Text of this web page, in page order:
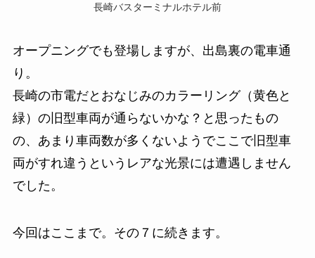
長崎バスターミナルホテル前
オープニングでも登場しますが、出島裏の電車通
り。
長崎の市電だとおなじみのカラーリング（黄色と
緑）の旧型車両が通らないかな？と思ったもの
の、あまり車両数が多くないようでここで旧型車
両がすれ違うというレアな光景には遭遇しません
でした。
今回はここまで。その７に続きます。